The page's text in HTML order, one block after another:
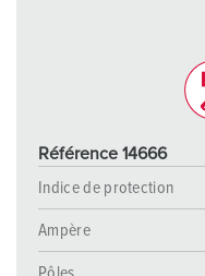
Référence 14666
Indice de protection
Ampère